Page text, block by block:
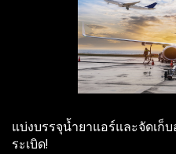
แบ่งบรรจุน้ำยาแอร์และจัดเก็
ระเบิด!